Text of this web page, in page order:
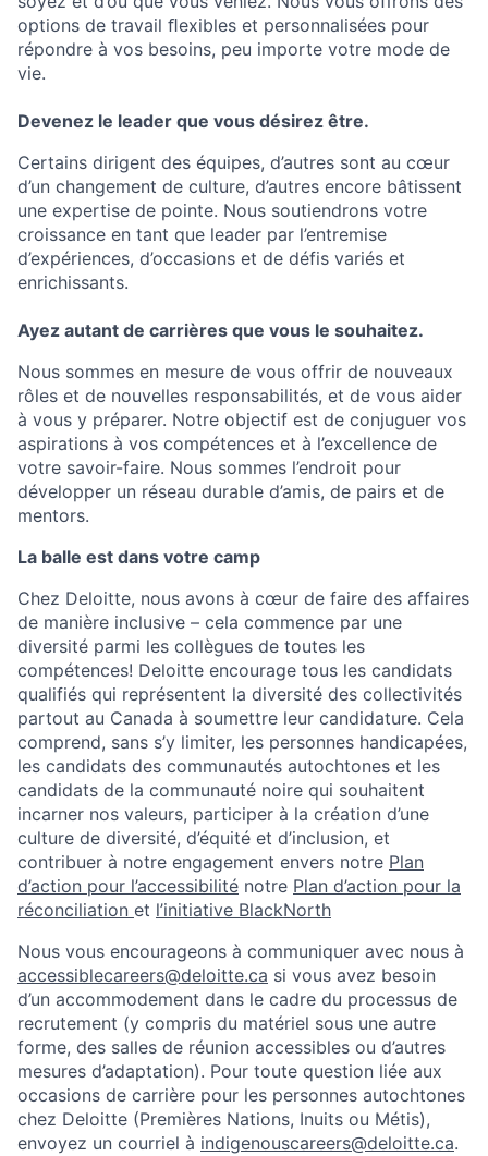
options de travail ﬂexibles et personnalisées pour
répondre à vos besoins, peu importe votre mode de
vie.
Devenez le leader que vous désirez être.
Certains dirigent des équipes, d’autres sont au cœur
d’un changement de culture, d’autres encore bâtissent
une expertise de pointe. Nous soutiendrons votre
croissance en tant que leader par l’entremise
d’expériences, d’occasions et de défis variés et
enrichissants.
Ayez autant de carrières que vous le souhaitez.
Nous sommes en mesure de vous offrir de nouveaux
rôles et de nouvelles responsabilités, et de vous aider
à vous y préparer. Notre objectif est de conjuguer vos
aspirations à vos compétences et à l’excellence de
votre savoir-faire. Nous sommes l’endroit pour
développer un réseau durable d’amis, de pairs et de
mentors.
La balle est dans votre camp
Chez Deloitte, nous avons à cœur de faire des affaires
de manière inclusive – cela commence par une
diversité parmi les collègues de toutes les
compétences! Deloitte encourage tous les candidats
qualifiés qui représentent la diversité des collectivités
partout au Canada à soumettre leur candidature. Cela
comprend, sans s’y limiter, les personnes handicapées,
les candidats des communautés autochtones et les
candidats de la communauté noire qui souhaitent
incarner nos valeurs, participer à la création d’une
culture de diversité, d’équité et d’inclusion, et
contribuer à notre engagement envers notre Plan
d’action pour l’accessibilité notre Plan d’action pour la
réconciliation et l’initiative BlackNorth
Nous vous encourageons à communiquer avec nous à
accessiblecareers@deloitte.ca si vous avez besoin
d’un accommodement dans le cadre du processus de
recrutement (y compris du matériel sous une autre
forme, des salles de réunion accessibles ou d’autres
mesures d’adaptation). Pour toute question liée aux
occasions de carrière pour les personnes autochtones
chez Deloitte (Premières Nations, Inuits ou Métis),
envoyez un courriel à indigenouscareers@deloitte.ca.